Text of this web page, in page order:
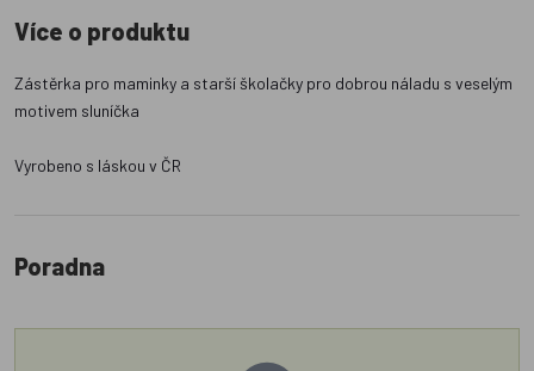
Více o produktu
Zástěrka pro maminky a starší školačky pro dobrou náladu s veselým
motivem sluníčka
Vyrobeno s láskou v ČR
Poradna